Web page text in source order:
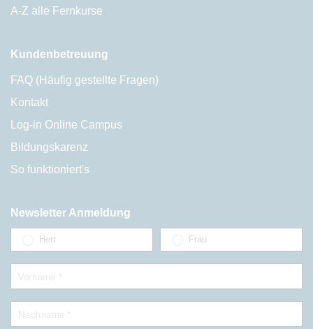
A-Z alle Fernkurse
Kundenbetreuung
FAQ (Häufig gestellte Fragen)
Kontakt
Log-in Online Campus
Bildungskarenz
So funktioniert's
Newsletter Anmeldung
Herr Frau